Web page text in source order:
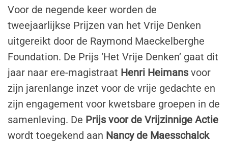
Voor de negende keer worden de
tweejaarlijkse Prijzen van het Vrije Denken
uitgereikt door de Raymond Maeckelberghe
Foundation. De Prijs ‘Het Vrije Denken’ gaat dit
jaar naar ere-magistraat Henri Heimansvoor
zijn jarenlange inzet voor de vrije gedachte en
zijn engagement voor kwetsbare groepen in de
samenleving. De Prijs voor de Vrijzinnige Actie
wordt toegekend aan Nancy de Maesschalck